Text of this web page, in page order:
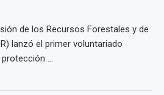
de los Recursos Forestales y de
lanzó el primer voluntariado
...